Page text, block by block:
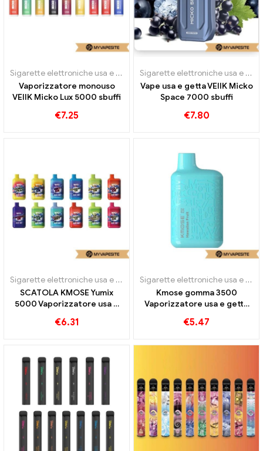
Sigarette elettroniche usa e getta
Vaporizzatore monouso
VEIIK Micko Lux 5000 sbuffi
€7.25
Sigarette elettroniche usa e getta
Vape usa e getta VEIIK Micko
Space 7000 sbuffi
€7.80
Sigarette elettroniche usa e getta
SCATOLA KMOSE Yumix
5000 Vaporizzatore usa e
€6.31
Sigarette elettroniche usa e getta
Kmose gomma 3500
Vaporizzatore usa e getta
€5.47